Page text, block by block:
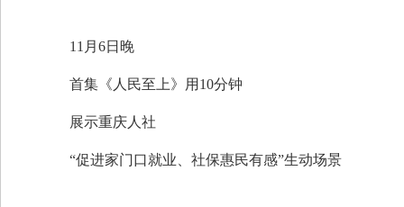
11月6日晚
首集《人民至上》用10分钟
展示重庆人社
“促进家门口就业、社保惠民有感”生动场景